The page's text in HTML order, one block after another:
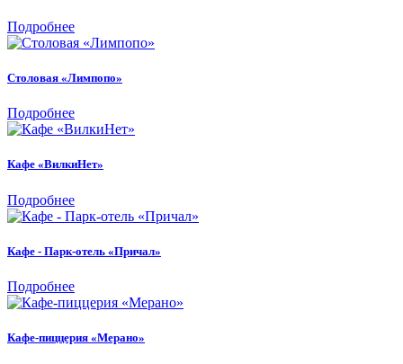
Подробнее
Столовая «Лимпопо»
Подробнее
Кафе «ВилкиНет»
Подробнее
Кафе - Парк-отель «Причал»
Подробнее
Кафе-пиццерия «Мерано»